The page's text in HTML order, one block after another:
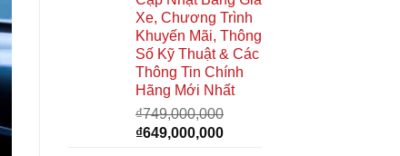
Xe, Chương Trình
Khuyến Mãi, Thông
Số Kỹ Thuật & Các
Thông Tin Chính
Hãng Mới Nhất
₫749,000,000
Giá
₫649,000,000Giá